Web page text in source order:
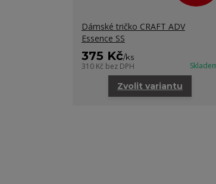
Dámské tričko CRAFT ADV
Essence SS
375 Kč/ks
310 Kč bez DPH
Zvolit variantu